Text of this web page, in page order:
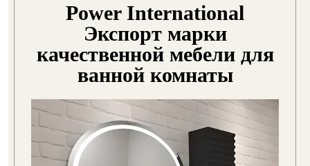
Power International
Экспорт марки
качественной мебели для
ванной комнаты